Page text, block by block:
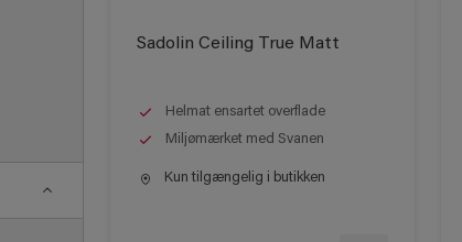
Sadolin Ceiling True Matt
Helmat ensartet overflade
Miljømærket med Svanen
Kun tilgængelig i butikken